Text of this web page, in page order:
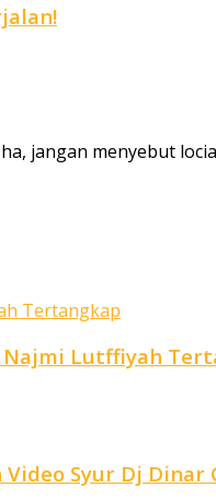
ha, jangan menyebut
Najmi Lutffiyah
Syur Dj Dinar